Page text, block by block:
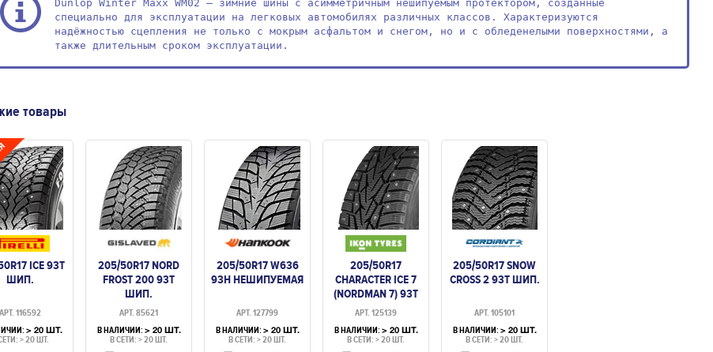
Dunlop Winter Maxx WM02 – зимние шины с асимметричным нешипуемым протектором, созданные
специально для эксплуатации на легковых автомобилях различных классов. Характеризуются
надёжностью сцепления не только с мокрым асфальтом и снегом, но и с обледенелыми поверхностями, а
также длительным сроком эксплуатации.
товары
ICE 93T
ШИП.
АРТ. 116592
> 20 ШТ.
> 20 ШТ.
205/50R17 NORD
FROST 200 93T
ШИП.
АРТ. 85621
В НАЛИЧИИ: > 20 ШТ.
В СЕТИ: > 20 ШТ.
205/50R17 W636
93H НЕШИПУЕМАЯ
АРТ. 127799
В НАЛИЧИИ: > 20 ШТ.
В СЕТИ: > 20 ШТ.
205/50R17
CHARACTER ICE 7
(NORDMAN 7) 93T
ШИП.
АРТ. 125139
В НАЛИЧИИ: > 20 ШТ.
В СЕТИ: > 20 ШТ.
205/50R17 SNOW
CROSS 2 93T ШИП.
АРТ. 105101
В НАЛИЧИИ: > 20 ШТ.
В СЕТИ: > 20 ШТ.